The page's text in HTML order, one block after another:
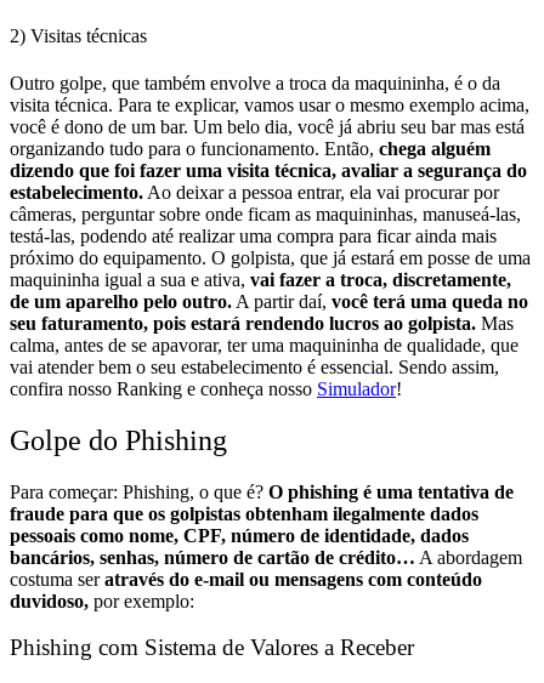
2) Visitas técnicas
Outro golpe, que também envolve a troca da maquininha, é o da
visita técnica. Para te explicar, vamos usar o mesmo exemplo acima,
você é dono de um bar. Um belo dia, você já abriu seu bar mas está
organizando tudo para o funcionamento. Então, chega alguém
dizendo que foi fazer uma visita técnica, avaliar a segurança do
estabelecimento. Ao deixar a pessoa entrar, ela vai procurar por
câmeras, perguntar sobre onde ficam as maquininhas, manuseá-las,
testá-las, podendo até realizar uma compra para ficar ainda mais
próximo do equipamento. O golpista, que já estará em posse de uma
maquininha igual a sua e ativa, vai fazer a troca, discretamente,
de um aparelho pelo outro. A partir daí, você terá uma queda no
seu faturamento, pois estará rendendo lucros ao golpista. Mas
calma, antes de se apavorar, ter uma maquininha de qualidade, que
vai atender bem o seu estabelecimento é essencial. Sendo assim,
confira nosso Ranking e conheça nosso Simulador!
Golpe do Phishing
Para começar: Phishing, o que é? O phishing é uma tentativa de
fraude para que os golpistas obtenham ilegalmente dados
pessoais como nome, CPF, número de identidade, dados
bancários, senhas, número de cartão de crédito… A abordagem
costuma seratravés do e-mail ou mensagens com conteúdo
duvidoso, por exemplo:
Phishing com Sistema de Valores a Receber